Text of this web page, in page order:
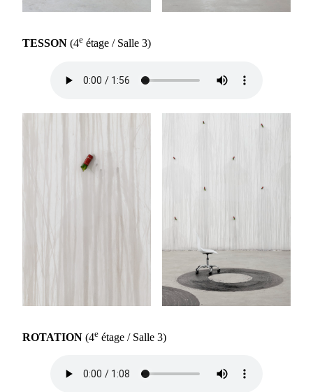
TESSON (4e étage / Salle 3)
ROTATION (4e étage / Salle 3)